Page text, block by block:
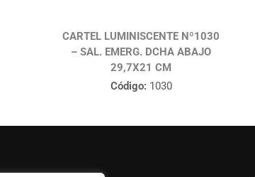
CARTEL LUMINISCENTE Nº1030
– SAL. EMERG. DCHA ABAJO
29,7X21 CM
Código: 1030